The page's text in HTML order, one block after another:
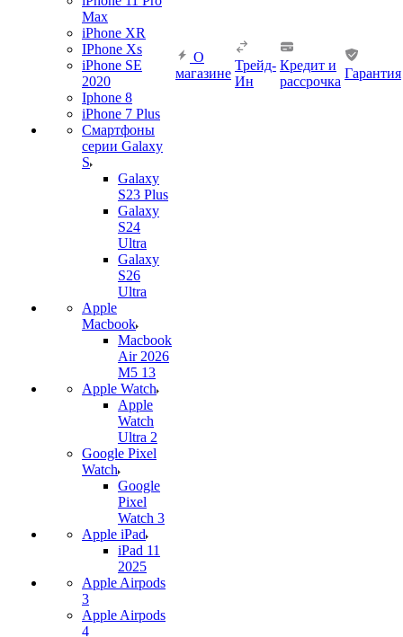
Max
iPhone XR
IPhone Xs
iPhone SE
2020
Iphone 8
iPhone 7 Plus
Смартфоны
серии Galaxy
S
Galaxy
S23 Plus
Galaxy
S24
Ultra
Galaxy
S26
Ultra
Apple
Macbook
Macbook
Air 2026
M5 13
Apple Watch
Apple
Watch
Ultra 2
Google Pixel
Watch
Google
Pixel
Watch 3
Apple iPad
iPad 11
2025
Apple Airpods
3
Apple Airpods
4
О
магазине
Трейд-
Ин
Кредит и
рассрочка
Гарантия